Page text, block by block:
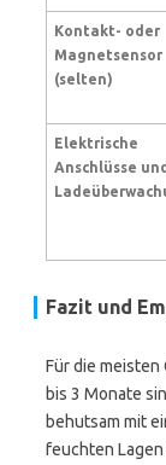
Kontakt- oder
Magnetsensor
(selten)
Elektrische
Anschlüsse und
Fazit und
Für die
bis 3 Monate
behutsam mit
feuchten